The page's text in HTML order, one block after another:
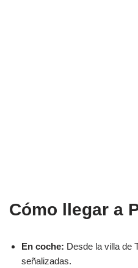
Cómo llegar a
En coche: Desde la villa de
señalizadas.